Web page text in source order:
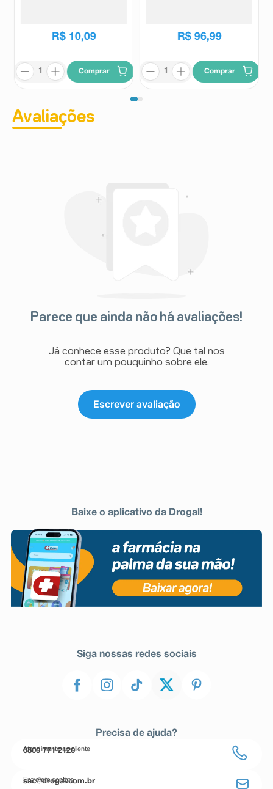
R$ 10,09
Comprar
R$ 96,99
Comprar
Avaliações
Parece que ainda não há avaliações!
Já conhece esse produto? Que tal nos
contar um pouquinho sobre ele.
Escrever avaliação
Baixe o aplicativo da Drogal!
Siga nossas redes sociais
Precisa de ajuda?
Atendimento ao cliente
0800 771 2120
Entre em contato
sac@drogal.com.br